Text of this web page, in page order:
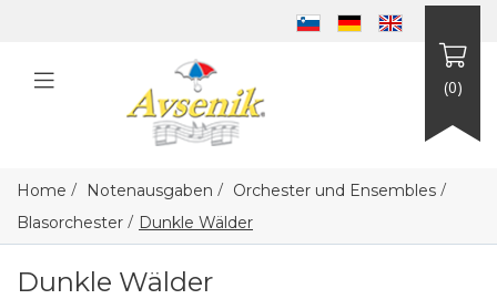
(0)
Home / Notenausgaben / Orchester und Ensembles /
Blasorchester / Dunkle Wälder
Dunkle Wälder